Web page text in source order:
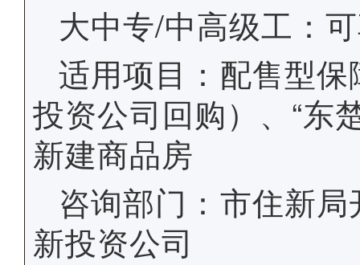
大中专/中高级工：
适用项目：配售型
投资公司回购）、“东
新建商品房
咨询部门： 市住新
新投资公司